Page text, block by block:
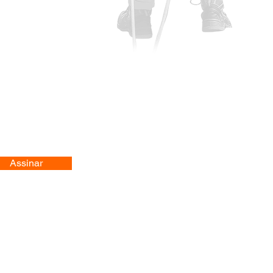
Assinar